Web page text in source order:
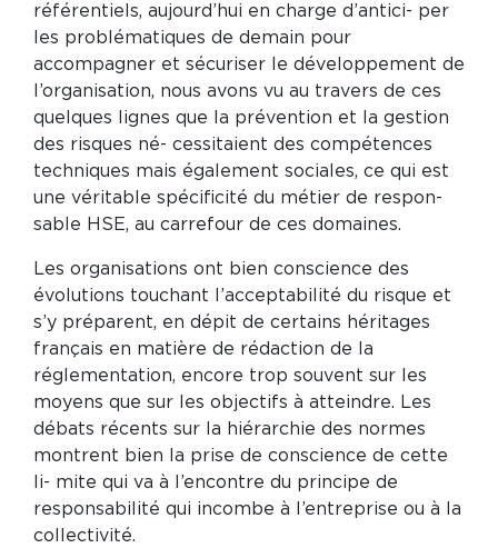
référentiels, aujourd’hui en charge d’antici- per
les problématiques de demain pour
accompagner et sécuriser le développement de
l’organisation, nous avons vu au travers de ces
quelques lignes que la prévention et la gestion
des risques né- cessitaient des compétences
techniques mais également sociales, ce qui est
une véritable spécificité du métier de respon-
sable HSE, au carrefour de ces domaines.
Les organisations ont bien conscience des
évolutions touchant l’acceptabilité du risque et
s’y préparent, en dépit de certains héritages
français en matière de rédaction de la
réglementation, encore trop souvent sur les
moyens que sur les objectifs à atteindre. Les
débats récents sur la hiérarchie des normes
montrent bien la prise de conscience de cette
li- mite qui va à l’encontre du principe de
responsabilité qui incombe à l’entreprise ou à la
collectivité.